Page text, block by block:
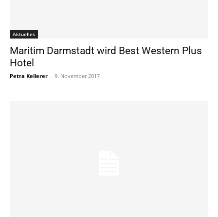
Aktuelles
Maritim Darmstadt wird Best Western Plus
Hotel
Petra Kellerer - 9. November 2017